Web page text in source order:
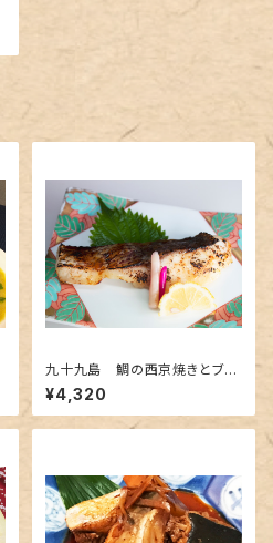
九十九島 鯛の西京焼きとブリ
の照焼き
¥4,320